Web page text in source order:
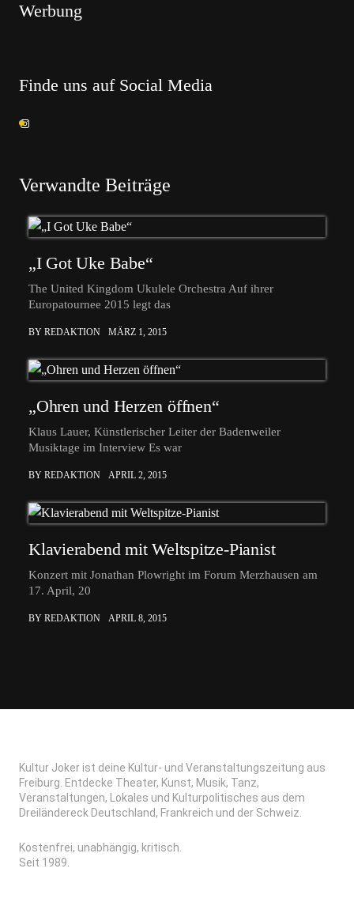
Werbung
Finde uns auf Social Media
Verwandte Beiträge
„I Got Uke Babe“
The United Kingdom Ukulele Orchestra Auf ihrer
Europatournee 2015 legt das
BY REDAKTION MÄRZ 1, 2015
„Ohren und Herzen öffnen“
Klaus Lauer, Künstlerischer Leiter der Badenweiler
Musiktage im Interview Es war
BY REDAKTION APRIL 2, 2015
Klavierabend mit Weltspitze-Pianist
Konzert mit Jonathan Plowright im Forum Merzhausen am
17. April, 20
BY REDAKTION APRIL 8, 2015
Kultur Joker ist deine Kultur- und Veranstaltungszeitung aus
Freiburg. Entdecke Theater, Kunst, Musik, Tanz,
Veranstaltungen, Lokales und Kulturpolitisches aus dem
Dreiländereck Deutschland, Frankreich und der Schweiz.
Kostenfrei, unabhängig, kritisch.
Seit 1989.